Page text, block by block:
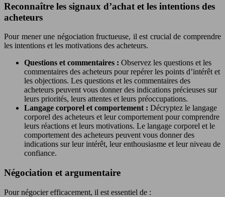
Reconnaître les signaux d’achat et les intentions des
acheteurs
Pour mener une négociation fructueuse, il est crucial de comprendre
les intentions et les motivations des acheteurs.
Questions et commentaires : Observez les questions et les
commentaires des acheteurs pour repérer les points d’intérêt et
les objections. Les questions et les commentaires des
acheteurs peuvent vous donner des indications précieuses sur
leurs priorités, leurs attentes et leurs préoccupations.
Langage corporel et comportement : Décryptez le langage
corporel des acheteurs et leur comportement pour comprendre
leurs réactions et leurs motivations. Le langage corporel et le
comportement des acheteurs peuvent vous donner des
indications sur leur intérêt, leur enthousiasme et leur niveau de
confiance.
Négociation et argumentaire
Pour négocier efficacement, il est essentiel de :